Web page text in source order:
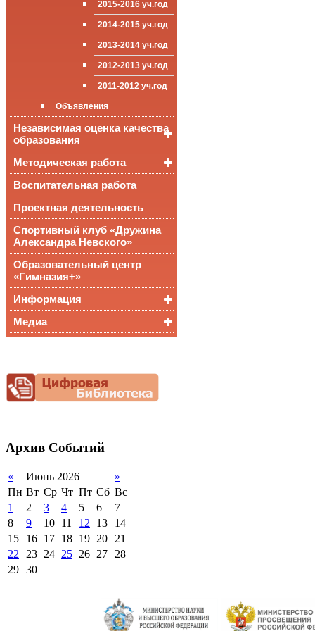
ООП СОО
школа»
приёма (перевода)
поддержки обучающихся
Международное
сотрудничество
Организация питания в
образовательной
организации
Достижения
2015-2016 уч.год
2014-2015 уч.год
2013-2014 уч.год
2012-2013 уч.год
2011-2012 уч.год
Объявления
Независимая оценка качества
образования
Независимая оценка
качества подготовки
обучающихся
Всероссийские
проверочные
работы
Всероссийская
олимпиада
мониторинг системы
образования
Методическая работа
Уроки, мероприятия
Публикации
Материалы
педагогического форума
Воспитательная работа
Проектная деятельность
Спортивный клуб «Дружина
Александра Невского»
Образовательный центр
«Гимназия+»
Информация
Снижение
документационной
нагрузки
Медиа
Архив Событий
« Июнь 2026
»
Пн Вт Ср Чт Пт Сб Вс
1
2 3 4 5 6
7
8
9 10 11 12 13
14
15
16 17 18 19 20 21
22 23 24 25 26 27 28
29 30